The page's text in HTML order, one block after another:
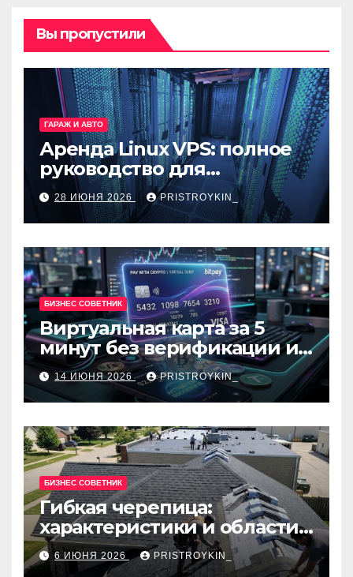
Вы пропустили
ГАРАЖ И АВТО
Аренда Linux VPS: полное
руководство для
разработчиков и
администраторов
28 ИЮНЯ 2026 PRISTROYKIN_
БИЗНЕС СОВЕТНИК
Виртуальная карта за 5
минут без верификации и
банков с пополнением в
USDT
14 ИЮНЯ 2026 PRISTROYKIN_
БИЗНЕС СОВЕТНИК
Гибкая черепица:
характеристики и области
применения
6 ИЮНЯ 2026 PRISTROYKIN_